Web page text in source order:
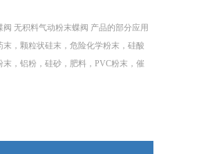
阀 无积料气动粉末蝶阀 产品的部分应用
末，颗粒状硅末，危险化学粉末，硅酸
末，铝粉，硅砂，肥料，PVC粉末，催